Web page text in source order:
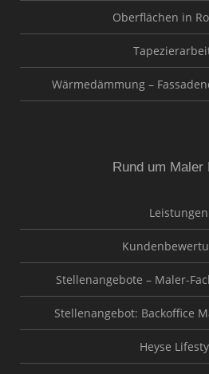
Oberflächen in
Wärmedämmung –
Rund um Maler
Leistungen
Stellenangebote – Maler-
Stellenangebot: Backoffice
Heyse